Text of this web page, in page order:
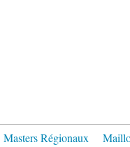
Masters Régionaux